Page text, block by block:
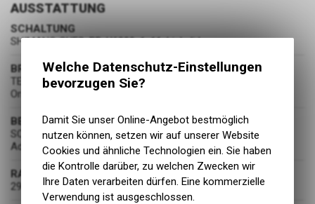
AUSSTATTUNG
SCHALTUNG
SHIMANO CUES, RD-U6000, 1x11, Linkglide
BREMSEN
TEKTRO ORION 4-Kolben, HD-M6040, organic pad / TEKTRO
Orion 4-Kolben, HD-M6040, organic pad
BEREIFUNG
SCHWALBE Nobby Nic 29x2.4', tubeless ready, Evolutionline,
Addix Soft, Super Ground / SCHWALBE Nobby
RADSATZ
29
Welche Datenschutz-Einstellungen
bevorzugen Sie?
Damit Sie unser Online-Angebot bestmöglich
nutzen können, setzen wir auf unserer Website
Cookies und ähnliche Technologien ein. Sie haben
die Kontrolle darüber, zu welchen Zwecken wir
Ihre Daten verarbeiten dürfen. Eine kommerzielle
Verwendung ist ausgeschlossen.